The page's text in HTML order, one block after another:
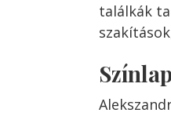
találkák